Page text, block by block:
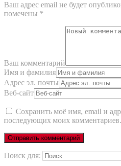
Ваш адрес email не будет
помечены *
Ваш комментарий
Имя и фамилия
Адрес эл. почты
Веб-сайт
Сохранить моё имя, email и
последующих моих комментариев.
Поиск для: